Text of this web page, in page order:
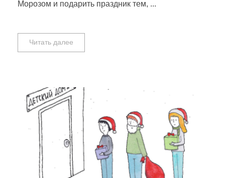
Морозом и подарить праздник тем, ...
Читать далее